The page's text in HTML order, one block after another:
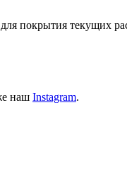
покрытия текущих
наш Instagram.